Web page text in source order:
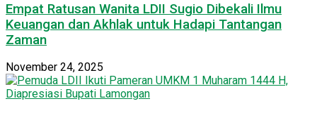
Empat Ratusan Wanita LDII Sugio Dibekali Ilmu
Keuangan dan Akhlak untuk Hadapi Tantangan
Zaman
November 24, 2025